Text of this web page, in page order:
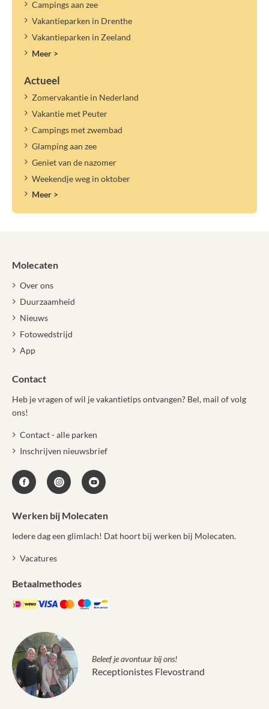
Campings aan zee
Vakantieparken in Drenthe
Vakantieparken in Zeeland
Meer >
Actueel
Zomervakantie in Nederland
Vakantie met Peuter
Campings met zwembad
Glamping aan zee
Geniet van de nazomer
Weekendje weg in oktober
Meer >
Molecaten
Over ons
Duurzaamheid
Nieuws
Fotowedstrijd
App
Contact
Heb je vragen of wil je vakantietips ontvangen? Bel, mail of volg
ons!
Contact - alle parken
Inschrijven nieuwsbrief
Werken bij Molecaten
Iedere dag een glimlach! Dat hoort bij werken bij Molecaten.
Vacatures
Betaalmethodes
Beleef je avontuur bij ons!
Receptionistes Flevostrand